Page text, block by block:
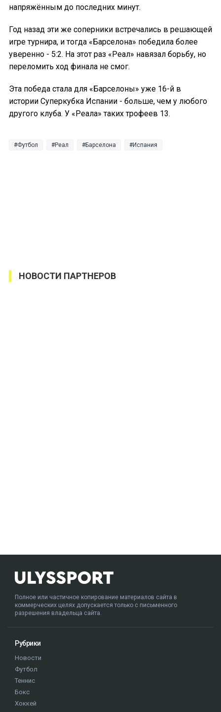
напряжённым до последних минут.
Год назад эти же соперники встречались в решающей
игре турнира, и тогда «Барселона» победила более
уверенно - 5:2. На этот раз «Реал» навязал борьбу, но
переломить ход финала не смог.
Эта победа стала для «Барселоны» уже 16-й в
истории Суперкубка Испании - больше, чем у любого
другого клуба. У «Реала» таких трофеев 13.
Футбол Реал Барселона Испания
НОВОСТИ ПАРТНЕРОВ
Полное или частичное копирование материалов сайта в
коммерческих целях допускается только с письменного
разрешения владельца сайта.
Рубрики
Новости
Футбол
Теннис
Бокс
Хоккей